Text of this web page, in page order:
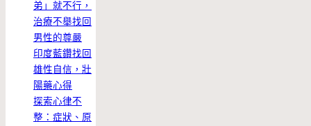
弟」就不行，
治療不舉找回
男性的尊嚴
印度藍鑽找回
雄性自信，壯
陽藥心得
探索心律不
整：症狀、原